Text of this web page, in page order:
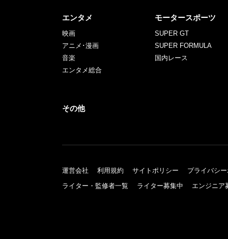
エンタメ
映画
アニメ･漫画
音楽
エンタメ総合
モータースポーツ
SUPER GT
SUPER FORMULA
国内レース
その他
運営会社 利用規約 サイトポリシー
プライバシ
ライター・監修者一覧
ライター募集中 エンジニア